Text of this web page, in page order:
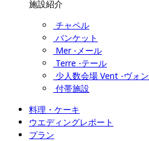
施設紹介
チャペル
バンケット
Mer -メール
Terre -テール
少人数会場 Vent -ヴォン
付帯施設
料理・ケーキ
ウエディングレポート
プラン